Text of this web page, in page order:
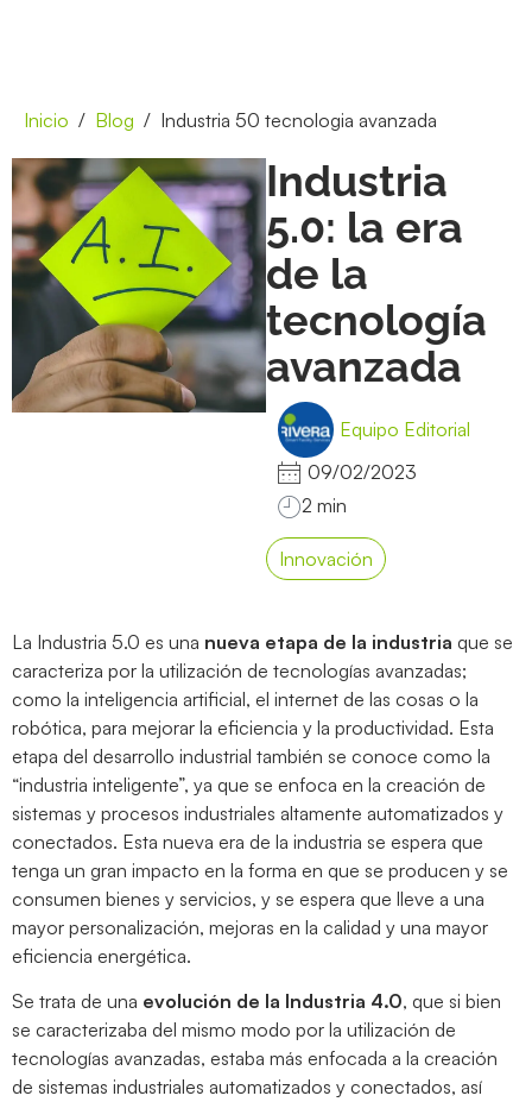
Inicio Blog Industria 50 tecnologia avanzada
Industria
5.0: la era
de la
tecnología
avanzada
Equipo Editorial
09/02/2023
Innovación
La Industria 5.0 es una nueva etapa de la industria que se
caracteriza por la utilización de tecnologías avanzadas;
como la inteligencia artificial, el internet de las cosas o la
robótica, para mejorar la eficiencia y la productividad. Esta
etapa del desarrollo industrial también se conoce como la
“industria inteligente”, ya que se enfoca en la creación de
sistemas y procesos industriales altamente automatizados y
conectados. Esta nueva era de la industria se espera que
tenga un gran impacto en la forma en que se producen y se
consumen bienes y servicios, y se espera que lleve a una
mayor personalización, mejoras en la calidad y una mayor
eficiencia energética.
Se trata de una evolución de la Industria 4.0, que si bien
se caracterizaba del mismo modo por la utilización de
tecnologías avanzadas, estaba más enfocada a la creación
de sistemas industriales automatizados y conectados, así